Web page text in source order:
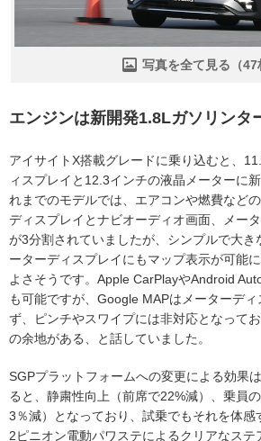
写真を全て見る（47
エンジンは新開発1.8Lガソリンタ
アイサイトX搭載グレードに乗り込むと、
ィスプレイと12.3インチの液晶メーターに
れまでのモデルでは、エアコンや燃費など
ディスプレイとナビオーディオ画面、メー
が3分割されていましたが、シンプルで大き
ーターディスプレイにもマップ表示が可能
よさそうです。Apple CarPlayやAndroid
も可能ですが、Google MAPはメーターディ
ず、ピンチやスワイプには非対応となって
の余地がある、と話していました。
SGPプラットフォームへの変更による効果は
ると、静粛性向上（前席で22%減）、乗員
3％減）となっており、試乗でもそれを体感
2ピニオン電動パワステによるクリアなステ